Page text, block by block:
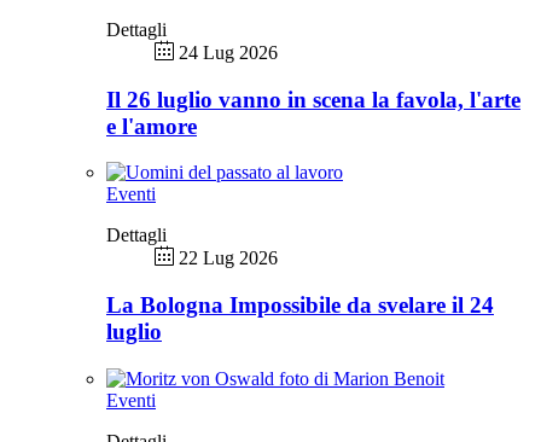
Dettagli
24 Lug 2026
Il 26 luglio vanno in scena la favola, l'arte
e l'amore
Eventi
Dettagli
22 Lug 2026
La Bologna Impossibile da svelare il 24
luglio
Eventi